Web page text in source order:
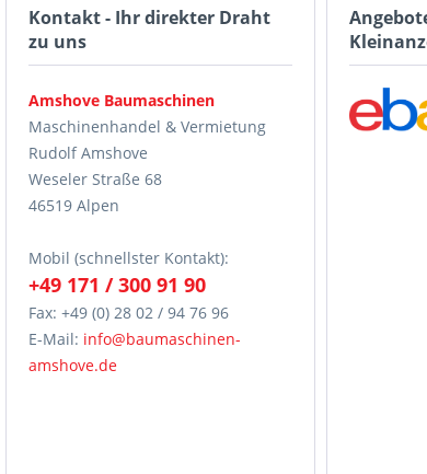
Kontakt - Ihr direkter Draht
zu uns
Amshove Baumaschinen
Maschinenhandel & Vermietung
Rudolf Amshove
Weseler Straße 68
46519 Alpen
Mobil (schnellster Kontakt):
+49 171 / 300 91 90
Fax: +49 (0) 28 02 / 94 76 96
E-Mail: info@baumaschinen-
amshove.de